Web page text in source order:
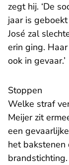
zegt hij. ‘De
jaar is
José zal
erin ging.
ook in gevaar.’
Stoppen
Welke straf
Meijer zit
een
het